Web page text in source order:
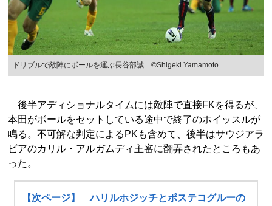
ドリブルで敵陣にボールを運ぶ長谷部誠 ©Shigeki Yamamoto
後半アディショナルタイムには敵陣で直接FKを得るが、
本田がボールをセットしている途中で終了のホイッスルが
鳴る。不可解な判定によるPKも含めて、後半はサウジアラ
ビアのカリル・アルガムディ主審に翻弄されたところもあ
った。
【次ページ】 ハリルホジッチとポステコグルーの